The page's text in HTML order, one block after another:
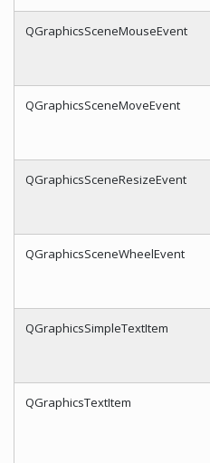
QGraphicsSceneMouseEvent
QGraphicsSceneMoveEvent
QGraphicsSceneResizeEvent
QGraphicsSceneWheelEvent
QGraphicsSimpleTextItem
QGraphicsTextItem